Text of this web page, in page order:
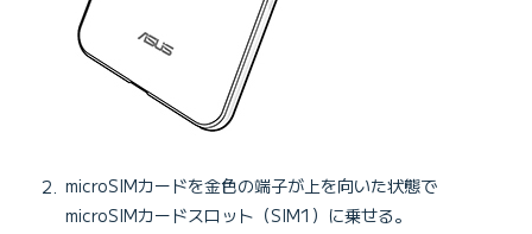
microSIMカードを金色の端子が上を向いた状態で
microSIMカードスロット（SIM1）に乗せる。